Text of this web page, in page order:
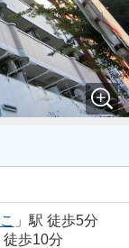
」駅 徒歩5分
徒歩10分